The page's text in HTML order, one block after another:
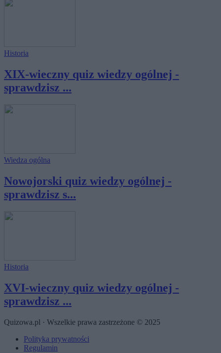
Historia
XIX-wieczny quiz wiedzy ogólnej -
sprawdzisz ...
Wiedza ogólna
Nowojorski quiz wiedzy ogólnej -
sprawdzisz s...
Historia
XVI-wieczny quiz wiedzy ogólnej -
sprawdzisz ...
Quizowa.pl · Wszelkie prawa zastrzeżone © 2025
Polityka prywatności
Regulamin